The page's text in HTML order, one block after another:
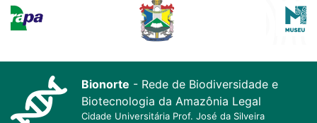
Bionorte - Rede de Biodiversidade e
Biotecnologia da Amazônia Legal
Cidade Universitária Prof. José da Silveira